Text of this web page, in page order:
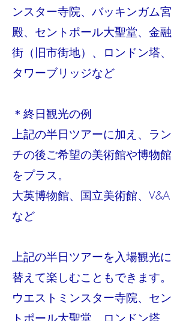
ンスター寺院、バッキンガム宮
殿、セントポール大聖堂、金融
街（旧市街地）、ロンドン塔、
タワーブリッジなど
＊終日観光の例
上記の半日ツアーに加え、ラン
チの後ご希望の美術館や博物館
をプラス。
大英博物館、国立美術館、V&A
など
上記の半日ツアーを入場観光に
替えて楽しむこともできます。
ウエストミンスター寺院、セン